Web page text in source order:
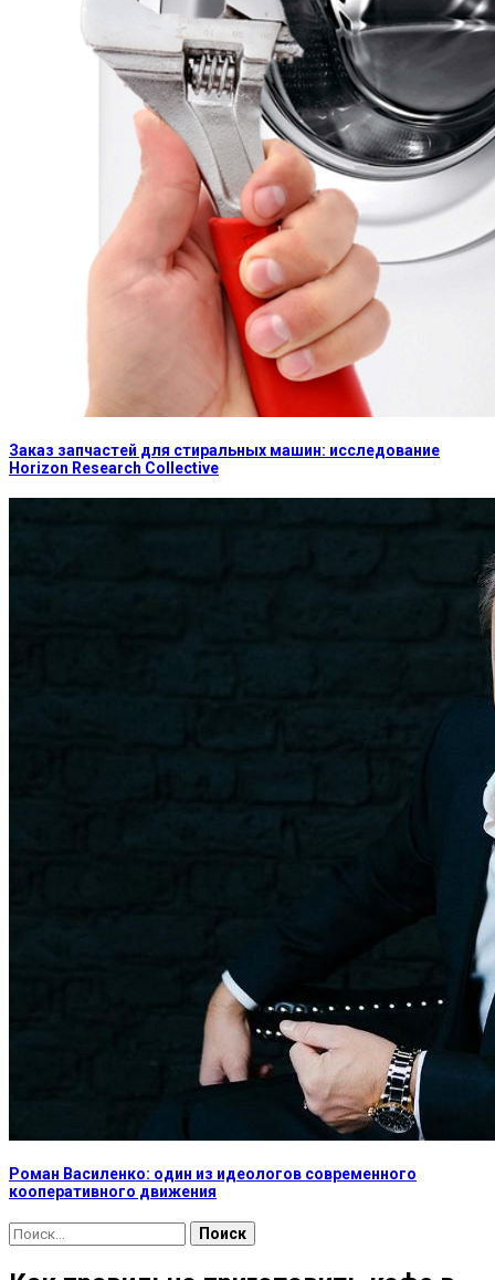
Заказ запчастей для стиральных машин: исследование
Horizon Research Collective
Роман Василенко: один из идеологов современного
кооперативного движения
Найти: